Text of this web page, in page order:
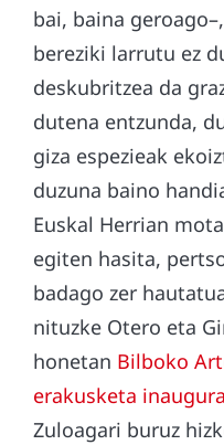
bai, baina
bereziki larrutu ez
deskubritzea da
dutena entzunda,
giza espezieak
duzuna baino
Euskal Herrian
egiten hasita,
badago zer
nituzke Otero eta
honetan Bilboko
erakusketa
Zuloagari buruz